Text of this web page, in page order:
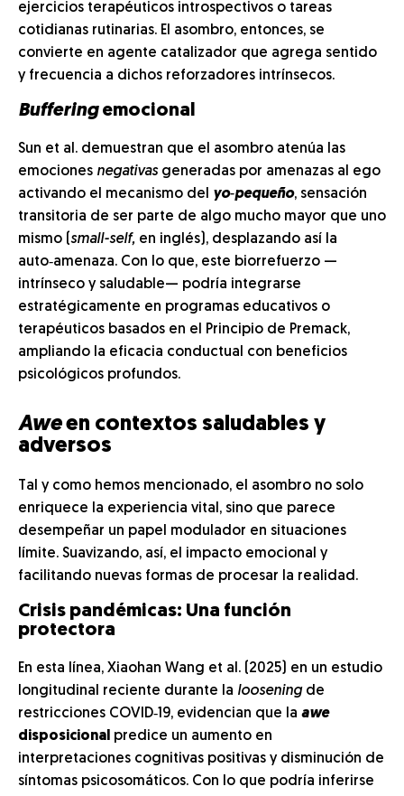
ejercicios terapéuticos introspectivos o tareas
cotidianas rutinarias. El asombro, entonces, se
convierte en agente catalizador que agrega sentido
y frecuencia a dichos reforzadores intrínsecos.
Bufferingemocional
Sun et al. demuestran que el asombro atenúa las
emociones negativasgeneradas por amenazas al ego
activando el mecanismo del
yo‑pequeño, sensación
transitoria de ser parte de algo mucho mayor que uno
mismo (small-self, en inglés), desplazando así la
auto‑amenaza. Con lo que, este biorrefuerzo —
intrínseco y saludable— podría integrarse
estratégicamente en programas educativos o
terapéuticos basados en el Principio de Premack,
ampliando la eficacia conductual con beneficios
psicológicos profundos.
Aween contextos saludables y
adversos
Tal y como hemos mencionado, el asombro no solo
enriquece la experiencia vital, sino que parece
desempeñar un papel modulador en situaciones
límite. Suavizando, así, el impacto emocional y
facilitando nuevas formas de procesar la realidad.
Crisis pandémicas: Una función
protectora
En esta línea, Xiaohan Wang et al. (2025) en un estudio
longitudinal reciente durante la looseningde
restricciones COVID‑19, evidencian que la awe
disposicional predice un aumento en
interpretaciones cognitivas positivas y disminución de
síntomas psicosomáticos. Con lo que podría inferirse